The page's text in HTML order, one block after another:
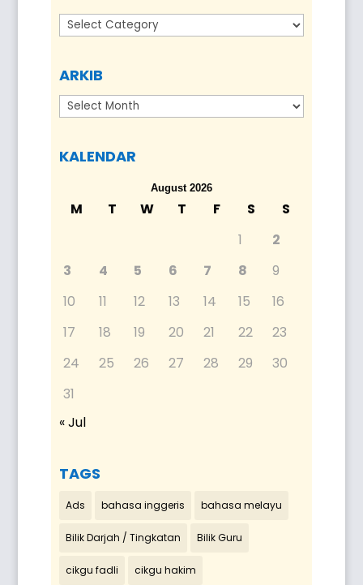
Kategori
ARKIB
Arkib
KALENDAR
August 2026
M T W T F S
S
1
2
3
4 5 6 7 8
9
10
11 12 13 14 15
16
17
18 19 20 21 22
23
24
25 26 27 28 29
30
31
« Jul
TAGS
Ads bahasa inggeris bahasa melayu
Bilik Darjah / Tingkatan Bilik Guru
cikgu fadli cikgu hakim